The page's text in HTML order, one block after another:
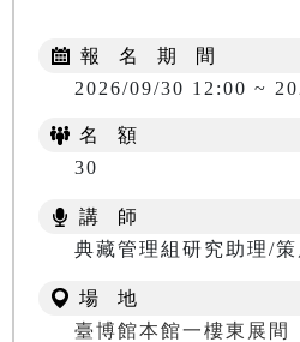
報 名 期 間
2026/09/30 12:00 ~
名 額
30
講 師
典藏管理組研究助理/
場 地
臺博館本館一樓東展間